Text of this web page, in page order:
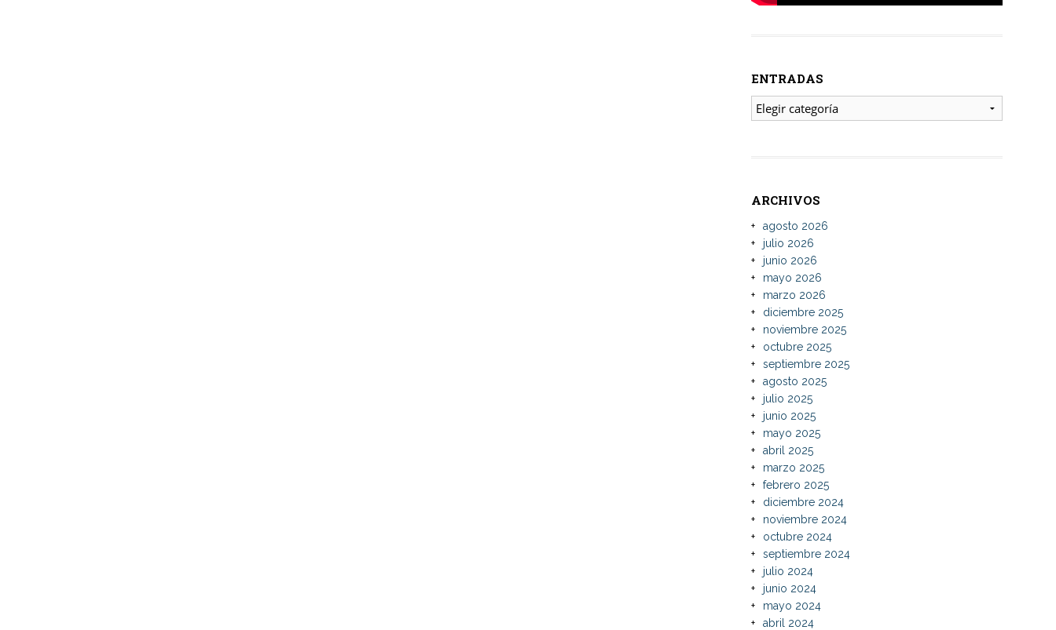
ENTRADAS
ENTRADAS
ARCHIVOS
agosto 2026
julio 2026
junio 2026
mayo 2026
marzo 2026
diciembre 2025
noviembre 2025
octubre 2025
septiembre 2025
agosto 2025
julio 2025
junio 2025
mayo 2025
abril 2025
marzo 2025
febrero 2025
diciembre 2024
noviembre 2024
octubre 2024
septiembre 2024
julio 2024
junio 2024
mayo 2024
abril 2024